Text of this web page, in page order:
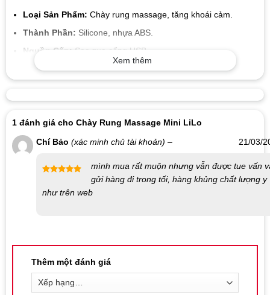
Loại Sản Phẩm: Chày rung massage, tăng khoái cảm.
Thành Phần: Silicone, nhựa ABS.
Nguồn Cấp: Sạc qua cổng USB.
Kích Thước:Dài 150mm, đầu chày rung 35mm, đường kính
50mm.
Chức Năng:10 chế độ rung mạnh nhẹ khác nhau, massage
Chất Liệu:
Quy Cách:Hộp 1 chày rung và 1 cáp sạc.
Thương Hiệu:
Lilo.
sinh.
Bấm giữ nút mở nguồn và điều chỉnh chế độ rung phù hợp.
Xem thêm
1 đánh giá cho Chày Rung Massage Mini LiLo
hạng55
Chí Bảo (xác minh chủ tài khoản) – 21/03/
mình mua rất muộn nhưng vẫn được tue vấn
gửi hàng đi trong tối, hàng khủng chất lượng y
như trên web
Thêm một đánh giá